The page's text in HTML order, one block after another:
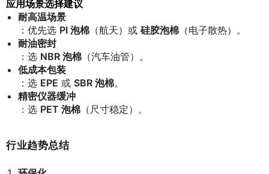
应用场景选择建议
耐高温场景
：优先选 PI 泡棉 （航天）或 硅胶泡棉 （电子散热）。
耐油密封
：选 NBR 泡棉 （汽车油管）。
低成本包装
：选 EPE 或 SBR 泡棉。
精密仪器缓冲
：选 PET 泡棉 （尺寸稳定）。
行业趋势总结